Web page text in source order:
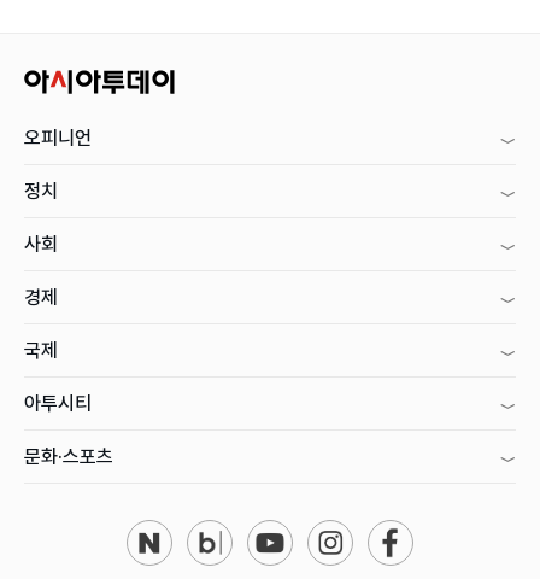
오피니언
정치
사회
경제
국제
아투시티
문화·스포츠